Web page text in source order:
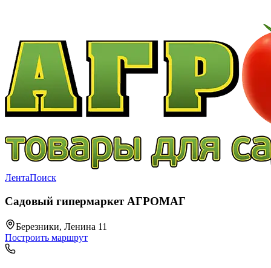
ЛентаПоиск
Садовый гипермаркет АГРОМАГ
Березники, Ленина 11
Построить маршрут